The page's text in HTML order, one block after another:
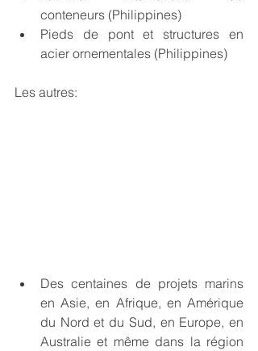
conteneurs (Philippines)
Pieds de pont et structures en
acier ornementales (Philippines)
Les autres:
Des centaines de projets marins
en Asie, en Afrique, en Amérique
du Nord et du Sud, en Europe, en
Australie et même dans la région